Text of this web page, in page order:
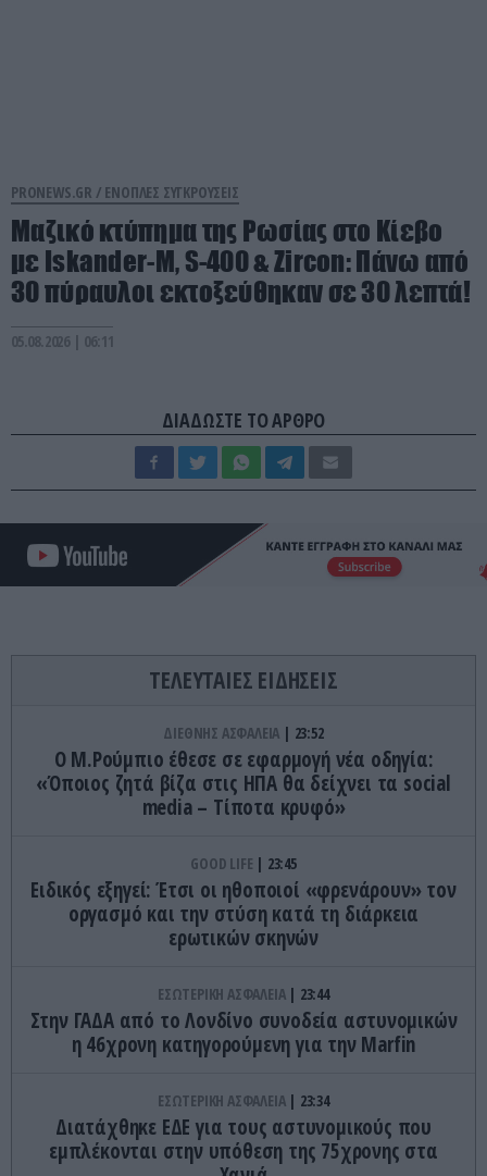
PRONEWS.GR / ΕΝΟΠΛΕΣ ΣΥΓΚΡΟΥΣΕΙΣ
Μαζικό κτύπημα της Ρωσίας στο Κίεβο
με Iskander-Μ, S-400 & Zircon: Πάνω από
30 πύραυλοι εκτοξεύθηκαν σε 30 λεπτά!
05.08.2026 | 06:11
ΔΙΑΔΩΣΤΕ ΤΟ ΑΡΘΡΟ
ΤΕΛΕΥΤΑΙΕΣ ΕΙΔΗΣΕΙΣ
ΔΙΕΘΝΗΣ ΑΣΦΑΛΕΙΑ 23:52
Ο Μ.Ρούμπιο έθεσε σε εφαρμογή νέα οδηγία:
«Όποιος ζητά βίζα στις ΗΠΑ θα δείχνει τα social
media – Τίποτα κρυφό»
GOOD LIFE 23:45
Ειδικός εξηγεί: Έτσι οι ηθοποιοί «φρενάρουν» τον
οργασμό και την στύση κατά τη διάρκεια
ερωτικών σκηνών
ΕΣΩΤΕΡΙΚΗ ΑΣΦΑΛΕΙΑ 23:44
Στην ΓΑΔΑ από το Λονδίνο συνοδεία αστυνομικών
η 46χρονη κατηγορούμενη για την Marfin
ΕΣΩΤΕΡΙΚΗ ΑΣΦΑΛΕΙΑ 23:34
Διατάχθηκε ΕΔΕ για τους αστυνομικούς που
εμπλέκονται στην υπόθεση της 75χρονης στα